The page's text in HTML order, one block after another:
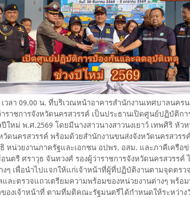
วลา 09.00 น. ที่บริเวณหน้าอาคารสำนักงานเทศบาลนคร
ราชการจังหวัดนครสวรรค์ เป็นประธานเปิดศูนย์ปฏิบัติก
ใหม่ พ.ศ.2569 โดยมีนางสาวนางสาวนงเยาว์ เทพศิริ หัว
ดนครสวรรค์ พร้อมด้วยสำนักงานขนส่งจังหวัดนครสวรร
หน่วยงานภาครัฐและเอกชน อปพร. อสม. และภาคีเครือข่
นตรี ศราวุธ จันทวงศ์ รองผู้ว่าราชการจังหวัดนครสวรรค์
งๆ เพื่อนำไปแจกให้แก่เจ้าหน้าที่ผู้ที่ปฏิบัติงานตามจุดตรว
และตรวจแถวเตรียมความพร้อมของหน่วยงานต่างๆ พร้อ
องเจ้าหน้าที่ ตามที่มติคณะรัฐมนตรีได้กำหนดให้ระหว่าง